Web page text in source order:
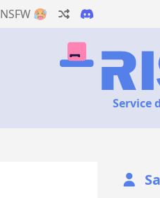
NSFW 🥵
Service